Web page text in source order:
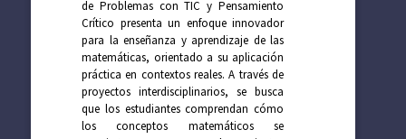
de Problemas con TIC y Pensamiento
Crítico presenta un enfoque innovador
para la enseñanza y aprendizaje de las
matemáticas, orientado a su aplicación
práctica en contextos reales. A través de
proyectos interdisciplinarios, se busca
que los estudiantes comprendan cómo
los conceptos matemáticos se